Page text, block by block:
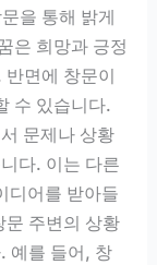
을 통해 밝게
은 희망과 긍정
면에 창문이
수 있습니다.
문제나 상황
다. 이는 다른
디어를 받아들
문 주변의 상황
예를 들어, 창